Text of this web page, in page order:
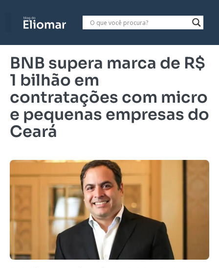
BNB supera marca de R$
1 bilhão em
contratações com micro
e pequenas empresas do
Ceará